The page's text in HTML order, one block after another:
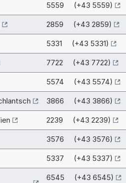
5559 (+43 5559)
2859 (+43 2859)
5331 (+43 5331)
7722 (+43 7722)
5574 (+43 5574)
3866 (+43 3866)
2239 (+43 2239)
3576 (+43 3576)
5337 (+43 5337)
6545 (+43 6545)